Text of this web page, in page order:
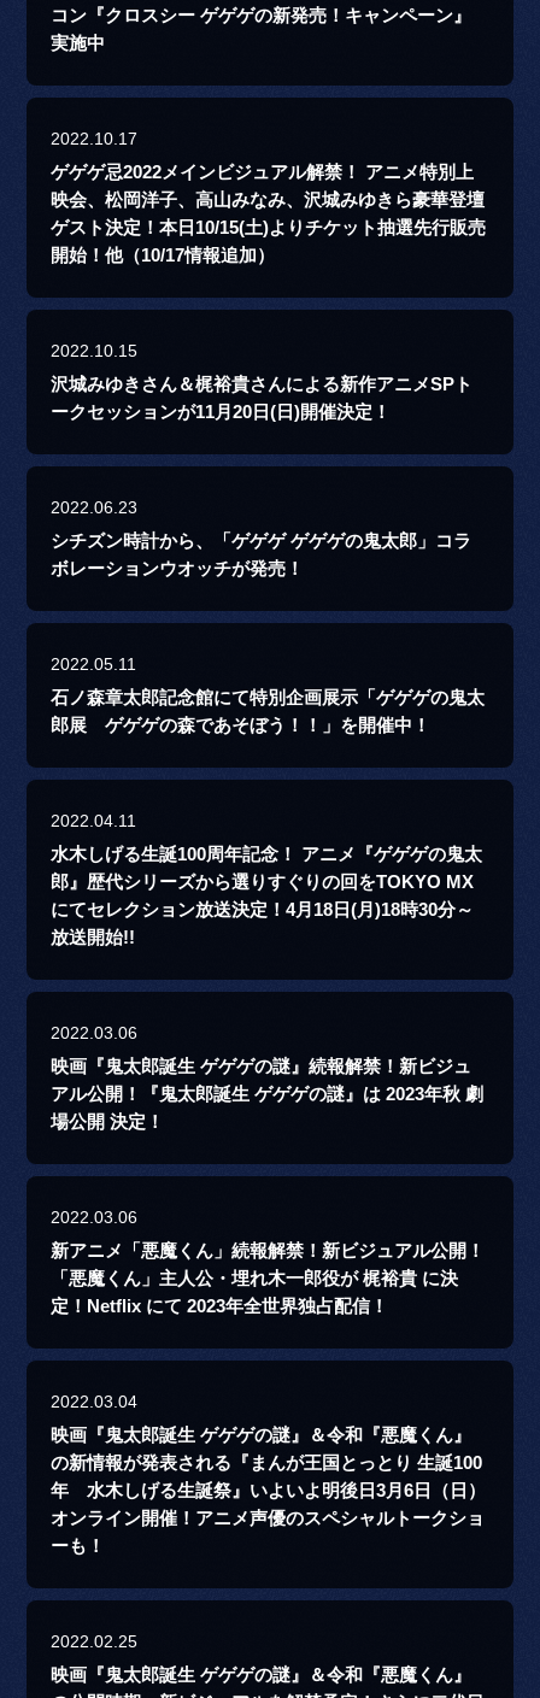
コン『クロスシー ゲゲゲの新発売！キャンペーン』
実施中
2022.10.17
ゲゲゲ忌2022メインビジュアル解禁！ アニメ特別上
映会、松岡洋子、高山みなみ、沢城みゆきら豪華登壇
ゲスト決定！本日10/15(土)よりチケット抽選先行販売
開始！他（10/17情報追加）
2022.10.15
沢城みゆきさん＆梶裕貴さんによる新作アニメSPト
ークセッションが11月20日(日)開催決定！
2022.06.23
シチズン時計から、「ゲゲゲ ゲゲゲの鬼太郎」コラ
ボレーションウオッチが発売！
2022.05.11
石ノ森章太郎記念館にて特別企画展示「ゲゲゲの鬼太
郎展 ゲゲゲの森であそぼう！！」を開催中！
2022.04.11
水木しげる生誕100周年記念！ アニメ『ゲゲゲの鬼太
郎』歴代シリーズから選りすぐりの回をTOKYO MX
にてセレクション放送決定！4月18日(月)18時30分～
放送開始!!
2022.03.06
映画『鬼太郎誕生 ゲゲゲの謎』続報解禁！新ビジュ
アル公開！『鬼太郎誕生 ゲゲゲの謎』は 2023年秋 劇
場公開 決定！
2022.03.06
新アニメ「悪魔くん」続報解禁！新ビジュアル公開！
「悪魔くん」主人公・埋れ木一郎役が 梶裕貴 に決
定！Netflix にて 2023年全世界独占配信！
2022.03.04
映画『鬼太郎誕生 ゲゲゲの謎』＆令和『悪魔くん』
の新情報が発表される『まんが王国とっとり 生誕100
年 水木しげる生誕祭』いよいよ明後日3月6日（日）
オンライン開催！アニメ声優のスペシャルトークショ
ーも！
2022.02.25
映画『鬼太郎誕生 ゲゲゲの謎』＆令和『悪魔くん』